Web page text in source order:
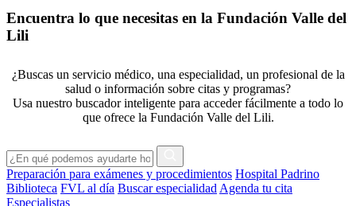
Encuentra lo que necesitas en la Fundación Valle del
Lili
¿Buscas un servicio médico, una especialidad, un profesional de la
salud o información sobre citas y programas?
Usa nuestro buscador inteligente para acceder fácilmente a todo lo
que ofrece la Fundación Valle del Lili.
Preparación para exámenes y procedimientos Hospital Padrino
Biblioteca FVL al día Buscar especialidad Agenda tu cita
Especialistas